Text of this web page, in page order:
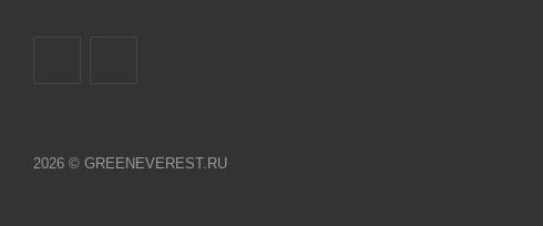
2026 © GREENEVEREST.RU